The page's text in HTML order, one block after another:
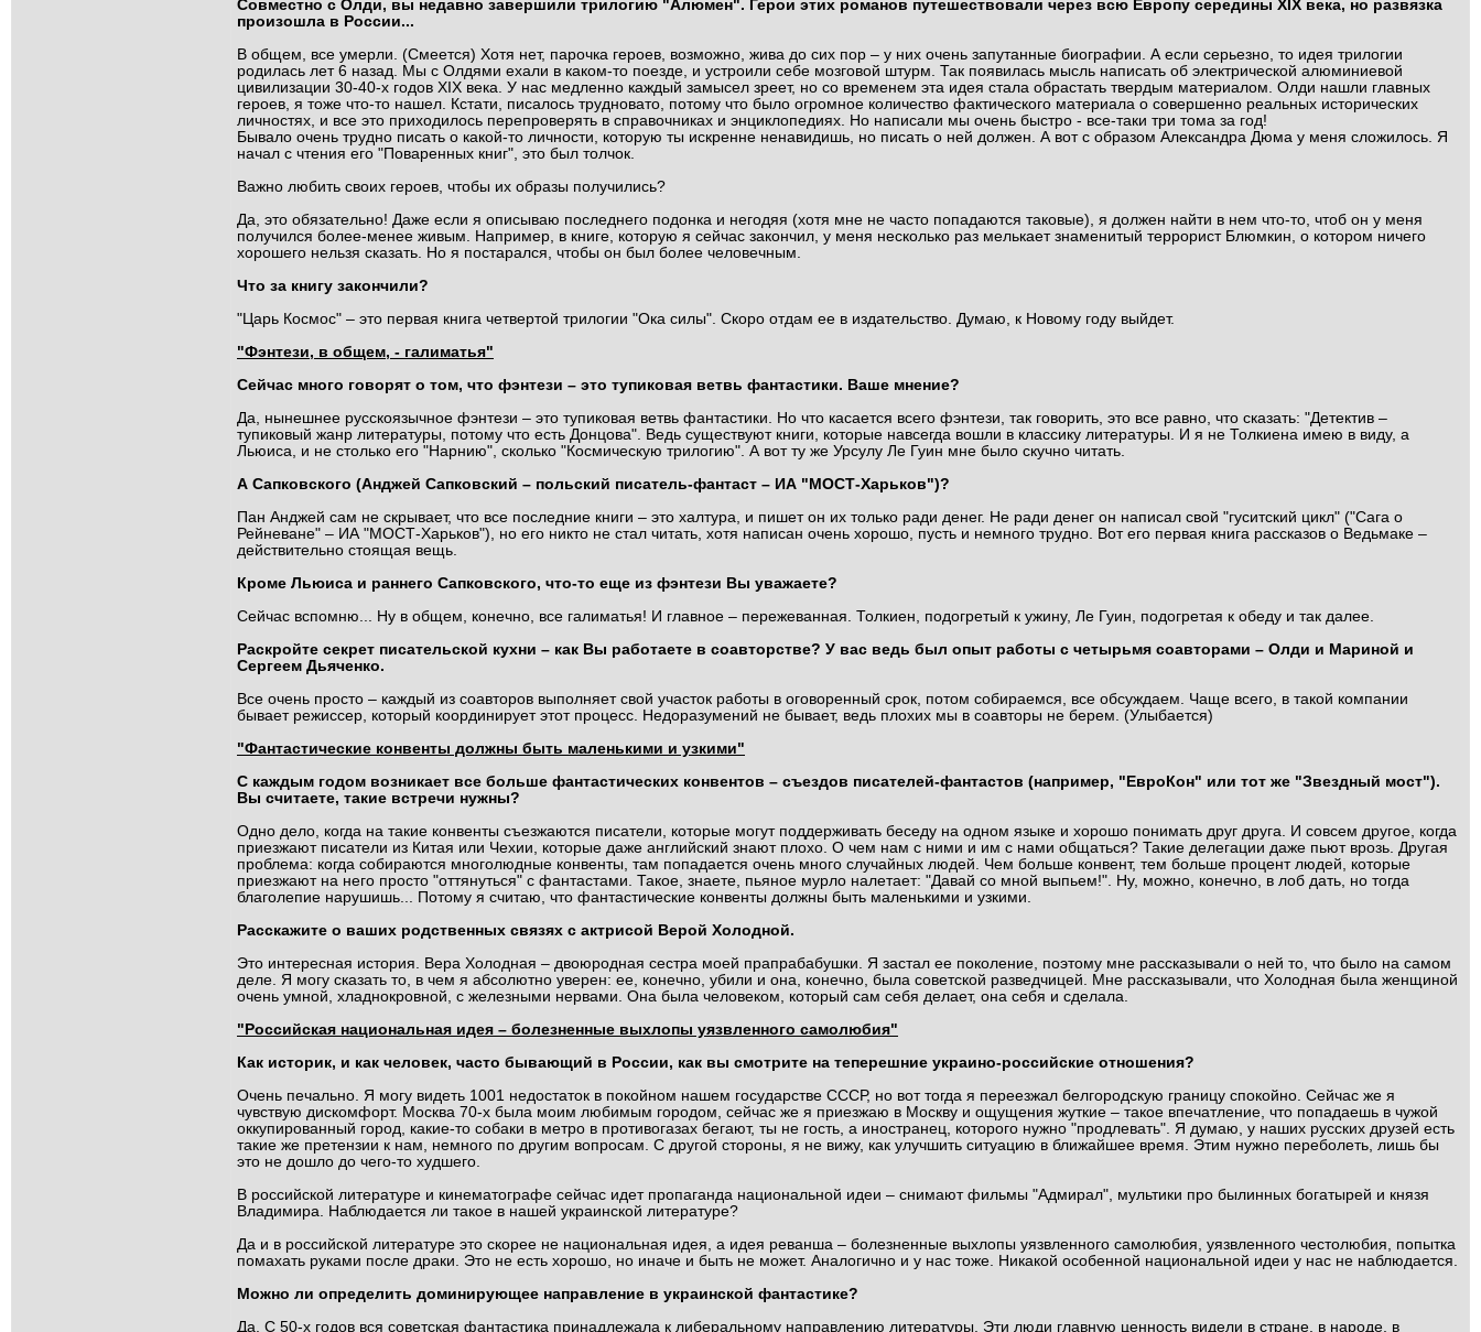
Совместно с Олди, вы недавно завершили трилогию "Алюмен". Герои этих романов путешествовали через всю Европу середины XIX века, но развязка
произошла в России...
В общем, все умерли. (Смеется) Хотя нет, парочка героев, возможно, жива до сих пор – у них очень запутанные биографии. А если серьезно, то идея трилогии
родилась лет 6 назад. Мы с Олдями ехали в каком-то поезде, и устроили себе мозговой штурм. Так появилась мысль написать об электрической алюминиевой
цивилизации 30-40-х годов XIX века. У нас медленно каждый замысел зреет, но со временем эта идея стала обрастать твердым материалом. Олди нашли главных
героев, я тоже что-то нашел. Кстати, писалось трудновато, потому что было огромное количество фактического материала о совершенно реальных исторических
личностях, и все это приходилось перепроверять в справочниках и энциклопедиях. Но написали мы очень быстро - все-таки три тома за год!
Бывало очень трудно писать о какой-то личности, которую ты искренне ненавидишь, но писать о ней должен. А вот с образом Александра Дюма у меня сложилось. Я
начал с чтения его "Поваренных книг", это был толчок.
Важно любить своих героев, чтобы их образы получились?
Да, это обязательно! Даже если я описываю последнего подонка и негодяя (хотя мне не часто попадаются таковые), я должен найти в нем что-то, чтоб он у меня
получился более-менее живым. Например, в книге, которую я сейчас закончил, у меня несколько раз мелькает знаменитый террорист Блюмкин, о котором ничего
хорошего нельзя сказать. Но я постарался, чтобы он был более человечным.
Что за книгу закончили?
"Царь Космос" – это первая книга четвертой трилогии "Ока силы". Скоро отдам ее в издательство. Думаю, к Новому году выйдет.
"Фэнтези, в общем, - галиматья"
Сейчас много говорят о том, что фэнтези – это тупиковая ветвь фантастики. Ваше мнение?
Да, нынешнее русскоязычное фэнтези – это тупиковая ветвь фантастики. Но что касается всего фэнтези, так говорить, это все равно, что сказать: "Детектив –
тупиковый жанр литературы, потому что есть Донцова". Ведь существуют книги, которые навсегда вошли в классику литературы. И я не Толкиена имею в виду, а
Льюиса, и не столько его "Нарнию", сколько "Космическую трилогию". А вот ту же Урсулу Ле Гуин мне было скучно читать.
А Сапковского (Анджей Сапковский – польский писатель-фантаст – ИА "МОСТ-Харьков")?
Пан Анджей сам не скрывает, что все последние книги – это халтура, и пишет он их только ради денег. Не ради денег он написал свой "гуситский цикл" ("Сага о
Рейневане" – ИА "МОСТ-Харьков"), но его никто не стал читать, хотя написан очень хорошо, пусть и немного трудно. Вот его первая книга рассказов о Ведьмаке –
действительно стоящая вещь.
Кроме Льюиса и раннего Сапковского, что-то еще из фэнтези Вы уважаете?
Сейчас вспомню... Ну в общем, конечно, все галиматья! И главное – пережеванная. Толкиен, подогретый к ужину, Ле Гуин, подогретая к обеду и так далее.
Раскройте секрет писательской кухни – как Вы работаете в соавторстве? У вас ведь был опыт работы с четырьмя соавторами – Олди и Мариной и
Сергеем Дьяченко.
Все очень просто – каждый из соавторов выполняет свой участок работы в оговоренный срок, потом собираемся, все обсуждаем. Чаще всего, в такой компании
бывает режиссер, который координирует этот процесс. Недоразумений не бывает, ведь плохих мы в соавторы не берем. (Улыбается)
"Фантастические конвенты должны быть маленькими и узкими"
С каждым годом возникает все больше фантастических конвентов – съездов писателей-фантастов (например, "ЕвроКон" или тот же "Звездный мост").
Вы считаете, такие встречи нужны?
Одно дело, когда на такие конвенты съезжаются писатели, которые могут поддерживать беседу на одном языке и хорошо понимать друг друга. И совсем другое, когда
приезжают писатели из Китая или Чехии, которые даже английский знают плохо. О чем нам с ними и им с нами общаться? Такие делегации даже пьют врозь. Другая
проблема: когда собираются многолюдные конвенты, там попадается очень много случайных людей. Чем больше конвент, тем больше процент людей, которые
приезжают на него просто "оттянуться" с фантастами. Такое, знаете, пьяное мурло налетает: "Давай со мной выпьем!". Ну, можно, конечно, в лоб дать, но тогда
благолепие нарушишь... Потому я считаю, что фантастические конвенты должны быть маленькими и узкими.
Расскажите о ваших родственных связях с актрисой Верой Холодной.
Это интересная история. Вера Холодная – двоюродная сестра моей прапрабабушки. Я застал ее поколение, поэтому мне рассказывали о ней то, что было на самом
деле. Я могу сказать то, в чем я абсолютно уверен: ее, конечно, убили и она, конечно, была советской разведчицей. Мне рассказывали, что Холодная была женщиной
очень умной, хладнокровной, с железными нервами. Она была человеком, который сам себя делает, она себя и сделала.
"Российская национальная идея – болезненные выхлопы уязвленного самолюбия"
Как историк, и как человек, часто бывающий в России, как вы смотрите на теперешние украино-российские отношения?
Очень печально. Я могу видеть 1001 недостаток в покойном нашем государстве СССР, но вот тогда я переезжал белгородскую границу спокойно. Сейчас же я
чувствую дискомфорт. Москва 70-х была моим любимым городом, сейчас же я приезжаю в Москву и ощущения жуткие – такое впечатление, что попадаешь в чужой
оккупированный город, какие-то собаки в метро в противогазах бегают, ты не гость, а иностранец, которого нужно "продлевать". Я думаю, у наших русских друзей есть
такие же претензии к нам, немного по другим вопросам. С другой стороны, я не вижу, как улучшить ситуацию в ближайшее время. Этим нужно переболеть, лишь бы
это не дошло до чего-то худшего.
В российской литературе и кинематографе сейчас идет пропаганда национальной идеи – снимают фильмы "Адмирал", мультики про былинных богатырей и князя
Владимира. Наблюдается ли такое в нашей украинской литературе?
Да и в российской литературе это скорее не национальная идея, а идея реванша – болезненные выхлопы уязвленного самолюбия, уязвленного честолюбия, попытка
помахать руками после драки. Это не есть хорошо, но иначе и быть не может. Аналогично и у нас тоже. Никакой особенной национальной идеи у нас не наблюдается.
Можно ли определить доминирующее направление в украинской фантастике?
Да. С 50-х годов вся советская фантастика принадлежала к либеральному направлению литературы. Эти люди главную ценность видели в стране, в народе, в